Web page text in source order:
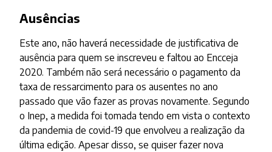
Ausências
Este ano, não haverá necessidade de justificativa de
ausência para quem se inscreveu e faltou ao Encceja
2020. Também não será necessário o pagamento da
taxa de ressarcimento para os ausentes no ano
passado que vão fazer as provas novamente. Segundo
o Inep, a medida foi tomada tendo em vista o contexto
da pandemia de covid-19 que envolveu a realização da
última edição. Apesar disso, se quiser fazer nova